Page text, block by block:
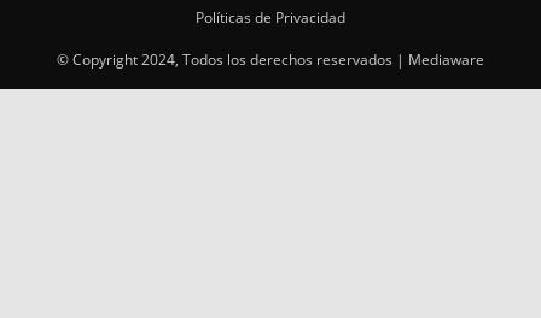
Políticas de Privacidad
© Copyright 2024, Todos los derechos reservados | Mediaware